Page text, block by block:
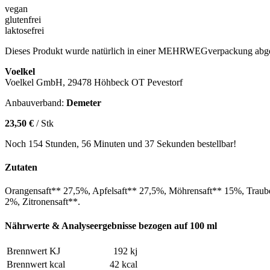
vegan
glutenfrei
laktosefrei
Dieses Produkt wurde natürlich in einer MEHRWEGverpackung
Voelkel
Voelkel GmbH, 29478 Höhbeck OT Pevestorf
Anbauverband: Demeter
23,50 € / Stk
Noch 154 Stunden, 56 Minuten und 37 Sekunden bestellbar!
Zutaten
Orangensaft** 27,5%, Apfelsaft** 27,5%, Möhrensaft** 15%,
2%, Zitronensaft**.
Nährwerte & Analyseergebnisse bezogen auf 100 ml
Brennwert KJ
192 kj
Brennwert kcal
42 kcal